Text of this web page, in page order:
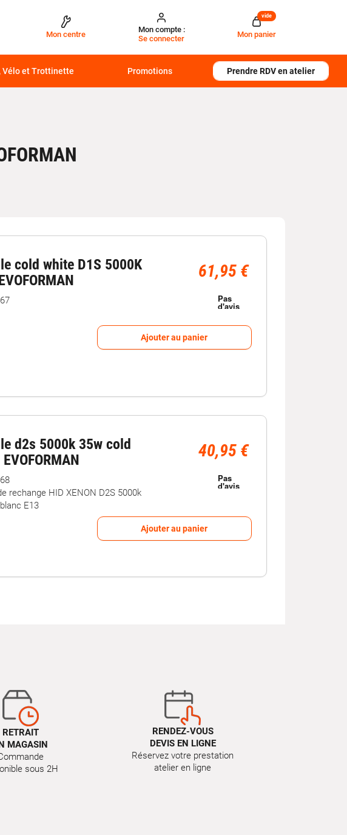
Mon centre
Mon compte :
Se connecter
Mon panier
vide
Vélo et Trottinette Promotions Prendre RDV en atelier
cold white D1S 5000K
61,95 €
Ajouter au panier
d2s 5000k 35w cold
40,95 €
rechange HID XENON D2S 5000k
E13
Ajouter au panier
RETRAIT
MAGASIN
sous 2H
RENDEZ-VOUS
DEVIS EN LIGNE
Réservez votre prestation
atelier en ligne